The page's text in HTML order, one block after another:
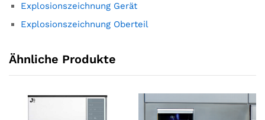
Explosionszeichnung Gerät
Explosionszeichnung Oberteil
Ähnliche Produkte